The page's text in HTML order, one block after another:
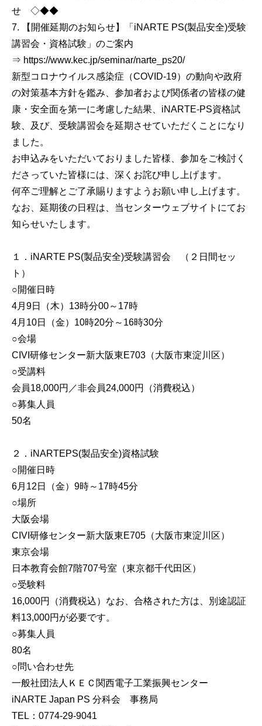
せ ◇◆◆
7. 【開催延期のお知らせ】「iNARTE PS(製品安全)受験
講習会・資格試験」のご案内
⇒ https://www.kec.jp/seminar/narte_ps20/
新型コロナウイルス感染症（COVID-19）の動向や政府
の対策基本方針を鑑み、参加者および関係者の皆様の健
康・安全面を第一に考慮した結果、iNARTE-PS資格試
験、及び、受験講習会を延期させていただくことになり
ました。
お申込みをいただいておりました皆様、参加をご検討く
ださっていた皆様には、深くお詫び申し上げます。
何卒ご理解とご了承賜りますようお願い申し上げます。
なお、延期後の日程は、当センターウェブサイトにてお
知らせいたします。
１．iNARTE PS(製品安全)受験講習会 （２日間セッ
ト）
○開催日時
4月9日（木）13時分00～17時
4月10日（金）10時20分～16時30分
○会場
CIVI研修センター新大阪東E703（大阪市東淀川区）
○受講料
会員18,000円／非会員24,000円（消費税込）
○募集人員
50名
２．iNARTEPS(製品安全)資格試験
○開催日時
6月12日（金）9時～17時45分
○場所
大阪会場
CIVI研修センター新大阪東E705（大阪市東淀川区）
東京会場
日本教育会館7階707号室（東京都千代田区）
○受験料
16,000円（消費税込）なお、合格された方は、別途認証
料13,000円が必要です。
○募集人員
80名
○問い合わせ先
一般社団法人ＫＥＣ関西電子工業振興センター
iNARTE Japan PS 分科会 事務局
TEL：0774-29-9041